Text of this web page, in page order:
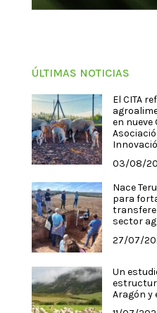
ÚLTIMAS NOTICIAS
El CITA
en nueve
03/08/
Nace
para
sector
27/07/
Un
Aragón y